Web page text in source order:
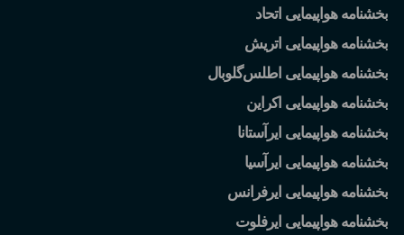
بخشنامه هواپیمایی اتحاد
بخشنامه هواپیمایی اتریش
بخشنامه هواپیمایی اطلسگلوبال
بخشنامه هواپیمایی اکراین
بخشنامه هواپیمایی ایرآستانا
بخشنامه هواپیمایی ایرآسیا
بخشنامه هواپیمایی ایرفرانس
بخشنامه هواپیمایی ایرفلوت